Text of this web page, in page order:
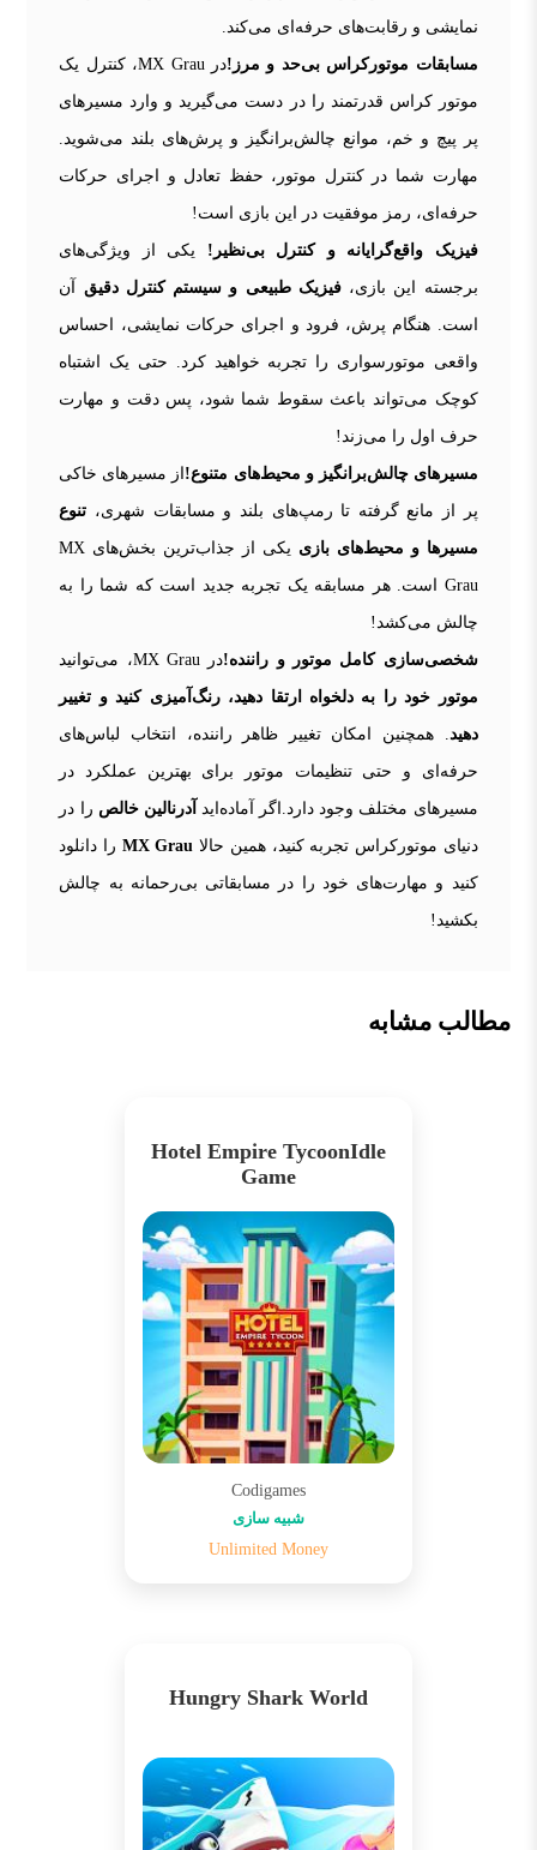
نمایشی و رقابت‌های حرفه‌ای می‌کند.
مسابقات موتورکراس بی‌حد و مرز! در MX Grau، کنترل یک
موتور کراس قدرتمند را در دست می‌گیرید و وارد مسیرهای
پر پیچ و خم، موانع چالش‌برانگیز و پرش‌های بلند می‌شوید.
مهارت شما در کنترل موتور، حفظ تعادل و اجرای حرکات
حرفه‌ای، رمز موفقیت در این بازی است!
فیزیک واقع‌گرایانه و کنترل بی‌نظیر! یکی از ویژگی‌های
برجسته این بازی،فیزیک طبیعی و سیستم کنترل دقیق آن
است. هنگام پرش، فرود و اجرای حرکات نمایشی، احساس
واقعی موتورسواری را تجربه خواهید کرد. حتی یک اشتباه
کوچک می‌تواند باعث سقوط شما شود، پس دقت و مهارت
حرف اول را می‌زند!
مسیرهای چالش‌برانگیز و محیط‌های متنوع! از مسیرهای خاکی
پر از مانع گرفته تا رمپ‌های بلند و مسابقات شهری، تنوع
مسیرها و محیط‌های بازی یکی از جذاب‌ترین بخش‌های MX
Grau است. هر مسابقه یک تجربه جدید است که شما را به
چالش می‌کشد!
شخصی‌سازی کامل موتور و راننده!در MX Grau، می‌توانید
موتور خود را به دلخواه ارتقا دهید، رنگ‌آمیزی کنید و تغییر
دهید. همچنین امکان تغییر ظاهر راننده، انتخاب لباس‌های
حرفه‌ای و حتی تنظیمات موتور برای بهترین عملکرد در
مسیرهای مختلف وجود دارد.اگر آماده‌اید آدرنالین خالص را در
دنیای موتورکراس تجربه کنید، همین حالا MX Grau را دانلود
کنید و مهارت‌های خود را در مسابقاتی بی‌رحمانه به چالش
بکشید!
مطالب مشابه
Hotel Empire TycoonIdle
Game
Codigames
شبیه سازی
Unlimited Money
Hungry Shark World